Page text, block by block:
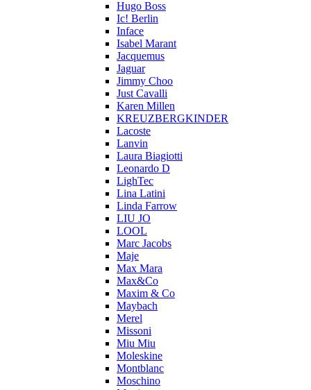
Hugo Boss
Ic! Berlin
Inface
Isabel Marant
Jacquemus
Jaguar
Jimmy Choo
Just Cavalli
Karen Millen
KREUZBERGKINDER
Lacoste
Lanvin
Laura Biagiotti
Leonardo D
LighTec
Lina Latini
Linda Farrow
LIU JO
LOOL
Marc Jacobs
Maje
Max Mara
Max&Co
Maxim & Co
Maybach
Merel
Missoni
Miu Miu
Moleskine
Montblanc
Moschino